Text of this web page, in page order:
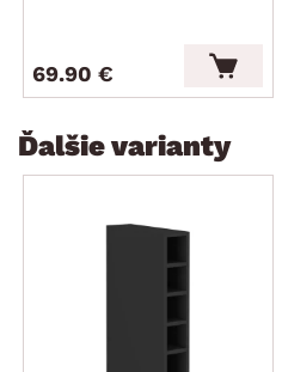
69.90 €
Ďalšie varianty